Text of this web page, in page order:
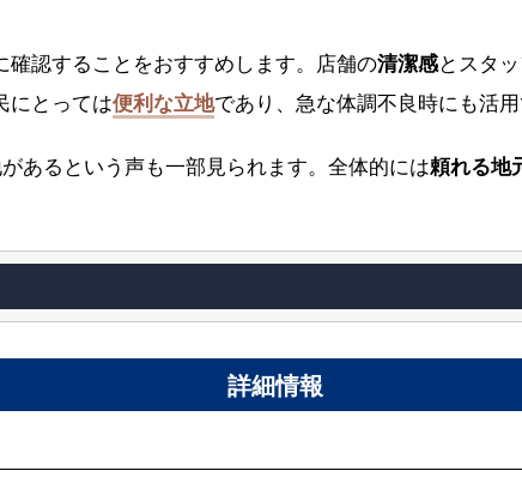
確認することをおすすめします。店舗の清潔感とスタ
にとっては便利な立地であり、急な体調不良時にも活用
あるという声も一部見られます。全体的には頼れる地
詳細情報